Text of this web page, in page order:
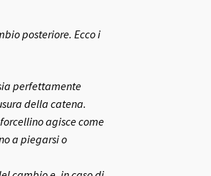
posteriore. Ecco i
perfettamente
della catena.
agisce come
a piegarsi o